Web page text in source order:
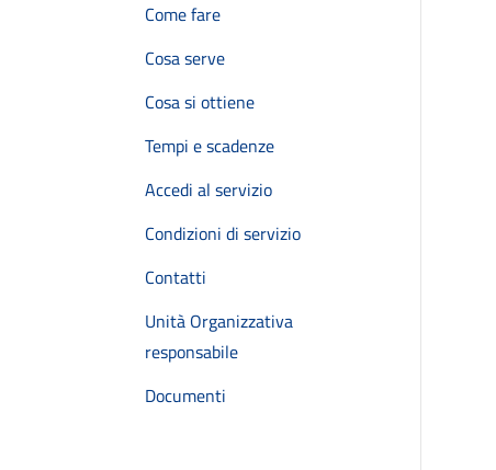
Come fare
Cosa serve
Cosa si ottiene
Tempi e scadenze
Accedi al servizio
Condizioni di servizio
Contatti
Unità Organizzativa
responsabile
Documenti